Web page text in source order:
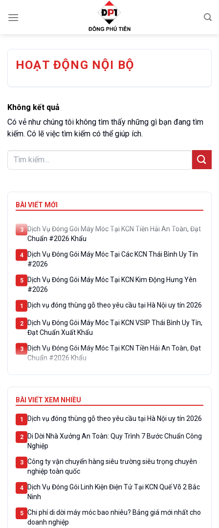
đến
HOẠT ĐỘNG NỘI BỘ
Không kết quả
Có vẻ như chúng tôi không tìm thấy những gì bạn đang tìm
kiếm. Có lẽ việc tìm kiếm có thể giúp ích.
BÀI VIẾT MỚI
2
Dịch Vụ Đóng Gói Máy Móc Tại KCN VSIP Thái Bình Uy Tín,
Đạt Chuẩn Xuất Khẩu
3
Dịch Vụ Đóng Gói Máy Móc Tại KCN Tiền Hải An Toàn, Đạt
Chuẩn #2026 Khẩu
4 Dịch Vụ Đóng Gói Máy Móc Tại Các KCN Thái Bình Uy Tín
#2026
5
Dịch Vụ Đóng Gói Máy Móc Tại KCN Kim Động Hưng Yên
#2026
1 Dịch vụ đóng thùng gỗ theo yêu cầu tại Hà Nội uy tín 2026
2
Dịch Vụ Đóng Gói Máy Móc Tại KCN VSIP Thái Bình Uy Tín,
Đạt Chuẩn Xuất Khẩu
3
Dịch Vụ Đóng Gói Máy Móc Tại KCN Tiền Hải An Toàn, Đạt
Chuẩn #2026 Khẩu
5
Dịch Vụ Đóng Gói Máy Móc Tại KCN Kim Động Hưng Yên
#2026
BÀI VIẾT XEM NHIỀU
1 Dịch vụ đóng thùng gỗ theo yêu cầu tại Hà Nội uy tín 2026
2
Di Dời Nhà Xưởng An Toàn: Quy Trình 7 Bước Chuẩn Công
Nghiệp
3
Công ty vận chuyển hàng siêu trường siêu trọng chuyên
nghiệp toàn quốc
4
Dịch Vụ Đóng Gói Linh Kiện Điện Tử Tại KCN Quế Võ 2 Bắc
Ninh
5
Chi phí di dời máy móc bao nhiêu? Bảng giá mới nhất cho
doanh nghiệp